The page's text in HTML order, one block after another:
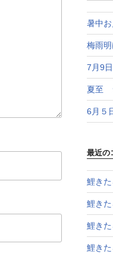
暑中
梅雨明
7月9
夏至
6月５
最近の
鯉きた
鯉きた
鯉きた
鯉きた